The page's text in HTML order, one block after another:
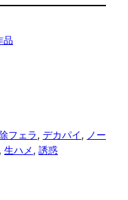
品
フェラ, デカパイ, ノー
, 生ハメ, 誘惑